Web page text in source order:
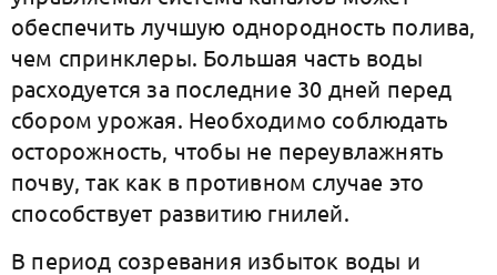
обеспечить лучшую однородность полива,
чем спринклеры. Большая часть воды
расходуется за последние 30 дней перед
сбором урожая. Необходимо соблюдать
осторожность, чтобы не переувлажнять
почву, так как в противном случае это
способствует развитию гнилей.
В период созревания избыток воды и